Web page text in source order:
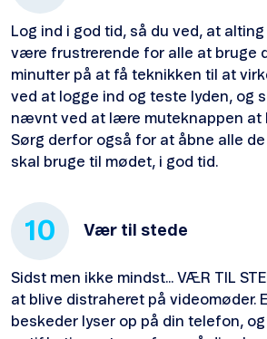
Log ind i god tid, så du ved, at alting
være frustrerende for alle at bruge
minutter på at få teknikken til at
ved at logge ind og teste lyden, og
nævnt ved at lære muteknappen at
Sørg derfor også for at åbne alle de
skal bruge til mødet, i god tid.
10 Vær til stede
Sidst men ikke mindst... VÆR TIL
at blive distraheret på videomøder.
beskeder lyser op på din telefon,